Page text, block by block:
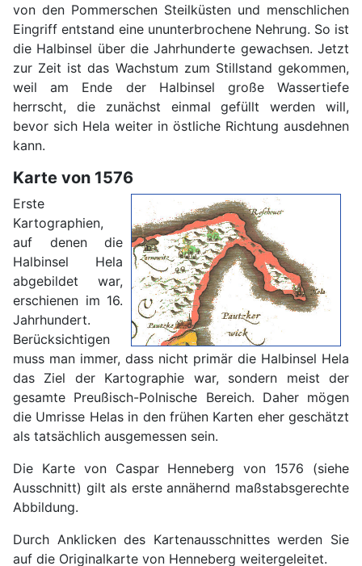
von den Pommerschen Steilküsten und menschlichen
Eingriff entstand eine ununterbrochene Nehrung. So ist
die Halbinsel über die Jahrhunderte gewachsen. Jetzt
zur Zeit ist das Wachstum zum Stillstand gekommen,
weil am Ende der Halbinsel große Wassertiefe
herrscht, die zunächst einmal gefüllt werden will,
bevor sich Hela weiter in östliche Richtung ausdehnen
kann.
Karte von 1576
Erste
Kartographien,
auf denen die
Halbinsel Hela
abgebildet war,
erschienen im 16.
Jahrhundert.
Berücksichtigen
muss man immer, dass nicht primär die Halbinsel Hela
das Ziel der Kartographie war, sondern meist der
gesamte Preußisch-Polnische Bereich. Daher mögen
die Umrisse Helas in den frühen Karten eher geschätzt
als tatsächlich ausgemessen sein.
Die Karte von Caspar Henneberg von 1576 (siehe
Ausschnitt) gilt als erste annähernd maßstabsgerechte
Abbildung.
Durch Anklicken des Kartenausschnittes werden Sie
auf die Originalkarte von Henneberg weitergeleitet.